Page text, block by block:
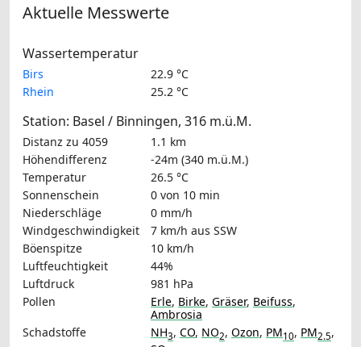
Aktuelle Messwerte
Wassertemperatur
Birs
22.9 °C
Rhein
25.2 °C
Station: Basel / Binningen, 316 m.ü.M.
Distanz zu 4059
1.1 km
Höhendifferenz
-24m (340 m.ü.M.)
Temperatur
26.5 °C
Sonnenschein
0 von 10 min
Niederschläge
0 mm/h
Windgeschwindigkeit
7 km/h aus SSW
Böenspitze
10 km/h
Luftfeuchtigkeit
44%
Luftdruck
981 hPa
Pollen
Erle, Birke, Gräser, Beifuss,
Ambrosia
Schadstoffe
NH3, CO, NO2, Ozon, PM10, PM2.5,